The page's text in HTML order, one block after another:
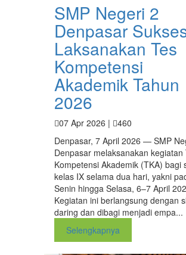
SMP Negeri 2
Denpasar
Laksanakan Tes
Kompetensi
Akademik Tahun
2026
07 Apr 2026 |
460
Denpasar, 7 April 2026 — SMP
Denpasar melaksanakan kegiatan
Kompetensi Akademik (TKA) bagi
kelas IX selama dua hari, yakni
Senin hingga Selasa, 6–7 April
Kegiatan ini berlangsung dengan
daring dan dibagi menjadi empa...
Selengkapnya